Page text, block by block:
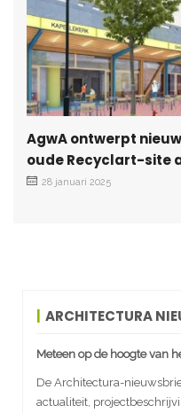
AgwA ontwerpt
oude Recyclart-site
28 januari 2025
ARCHITECTURA
Meteen op de hoogte van
De Architectura-
actualiteit,